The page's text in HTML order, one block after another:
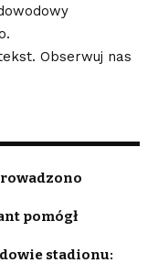
Obserwuj nas
pomógł
stadionu: